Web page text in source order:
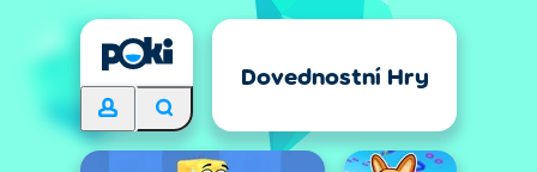
Dovednostní Hry